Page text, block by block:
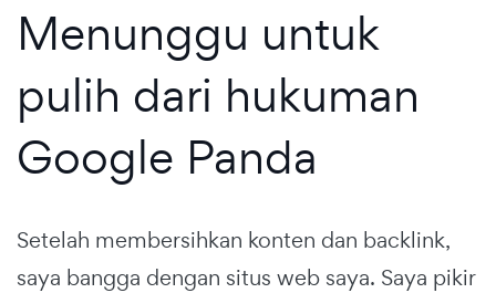
Menunggu untuk
pulih dari hukuman
Google Panda
Setelah membersihkan konten dan backlink,
saya bangga dengan situs web saya. Saya pikir